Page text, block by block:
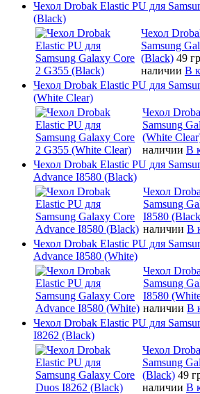
Чехол Drobak Elastic PU для
(Black)
Чехол
Samsung
(Black) 49
наличии В
Чехол Drobak Elastic PU для
(White Clear)
Чехол
Samsung
(White
наличии В
Чехол Drobak Elastic PU для
Advance I8580 (Black)
Чехол
Samsung
I8580
наличии В
Чехол Drobak Elastic PU для
Advance I8580 (White)
Чехол
Samsung
I8580
наличии В
Чехол Drobak Elastic PU для
I8262 (Black)
Чехол
Samsung
(Black) 49
наличии В